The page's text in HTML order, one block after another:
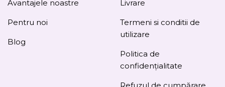
Avantajele noastre
Pentru noi
Blog
Livrare
Termeni si conditii de
utilizare
Politica de
confidențialitate